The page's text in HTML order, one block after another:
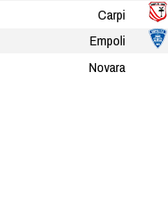
Carpi
Empoli
Novara